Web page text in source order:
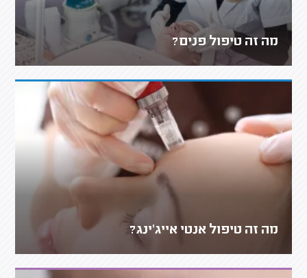
מה זה טיפול פנים?
מה זה טיפול אנטי אייג'ינג?